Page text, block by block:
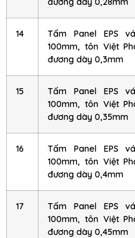
14
Tấm Panel EPS
100mm, tôn Việt
đương dày 0,3mm
15
Tấm Panel EPS
100mm, tôn Việt
đương dày 0,35mm
16
Tấm Panel EPS
100mm, tôn Việt
đương dày 0,4mm
17
Tấm Panel EPS
100mm, tôn Việt
đương dày 0,45mm